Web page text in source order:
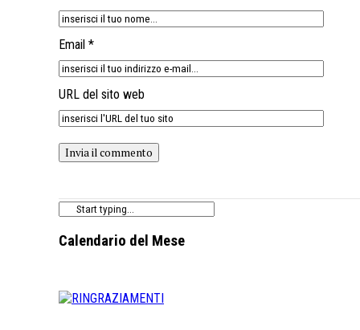
Email *
URL del sito web
Calendario del Mese